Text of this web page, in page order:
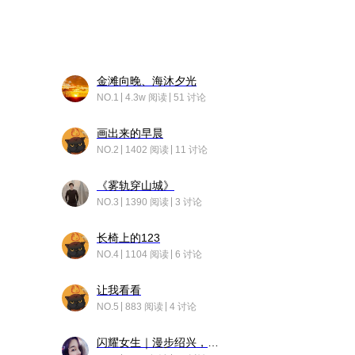
金滩向晚、海沐夕光
NO.1 4.3w 阅读 51 讨论
画出来的早晨
NO.2 1402 阅读 11 讨论
《雾轨穿山城》
NO.3 1390 阅读 3 讨论
长椅上的123
NO.4 1104 阅读 6 讨论
让我看看
NO.5 883 阅读 4 讨论